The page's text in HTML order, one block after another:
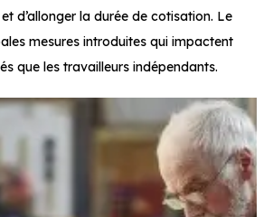
d’allonger la durée de cotisation. Le
mesures introduites qui impactent
que les travailleurs indépendants.